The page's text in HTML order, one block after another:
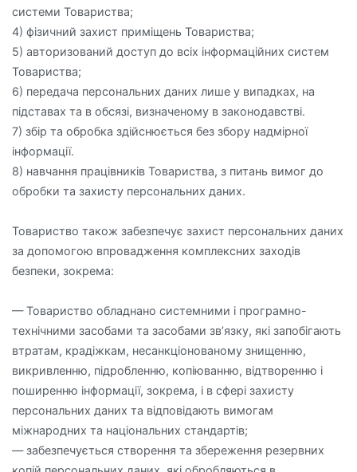
системи Товариства;
4) фізичний захист приміщень Товариства;
5) авторизований доступ до всіх інформаційних систем
Товариства;
6) передача персональних даних лише у випадках, на
підставах та в обсязі, визначеному в законодавстві.
7) збір та обробка здійснюється без збору надмірної
інформації.
8) навчання працівників Товариства, з питань вимог до
обробки та захисту персональних даних.
Товариство також забезпечує захист персональних даних
за допомогою впровадження комплексних заходів
безпеки, зокрема:
— Товариство обладнано системними і програмно-
технічними засобами та засобами зв’язку, які запобігають
втратам, крадіжкам, несанкціонованому знищенню,
викривленню, підробленню, копіюванню, відтворенню і
поширенню інформації, зокрема, і в сфері захисту
персональних даних та відповідають вимогам
міжнародних та національних стандартів;
— забезпечується створення та збереження резервних